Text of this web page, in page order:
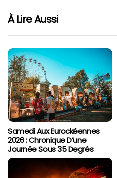
À Lire Aussi
Samedi Aux Eurockéennes
2026 : Chronique D’une
Journée Sous 35 Degrés